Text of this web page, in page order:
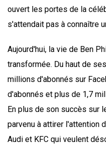
ouvert les portes de la
s'attendait pas à connaître
Aujourd'hui, la vie de Ben
transformée. Du haut de
millions d'abonnés sur
d'abonnés et plus de 1,7
En plus de son succès sur
parvenu à attirer l'attention
Audi et KFC qui veulent